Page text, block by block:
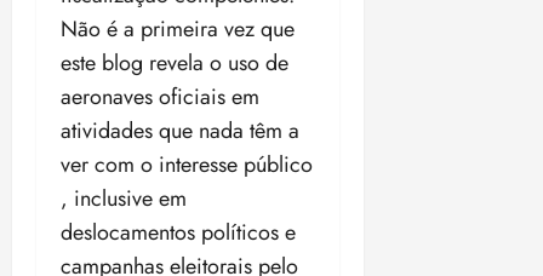
Não é a primeira vez que
este blog revela o uso de
aeronaves oficiais em
atividades que nada têm a
ver com o interesse público
, inclusive em
deslocamentos políticos e
campanhas eleitorais pelo